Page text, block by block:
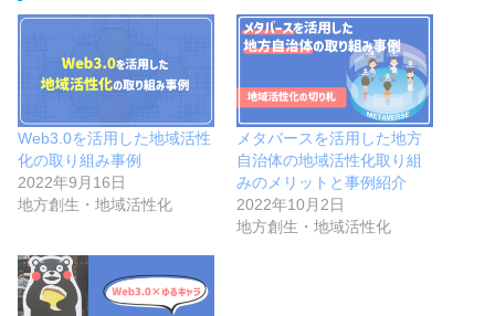
Web3.0を活用した地域活性
化の取り組み事例
2022年9月16日
地方創生・地域活性化
メタバースを活用した地方
自治体の地域活性化取り組
みのメリットと事例紹介
2022年10月2日
地方創生・地域活性化